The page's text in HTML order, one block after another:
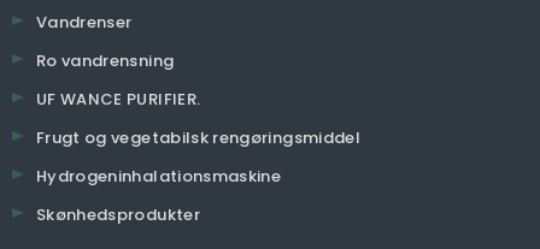
Vandrenser
Ro vandrensning
UF WANCE PURIFIER.
Frugt og vegetabilsk rengøringsmiddel
Hydrogeninhalationsmaskine
Skønhedsprodukter